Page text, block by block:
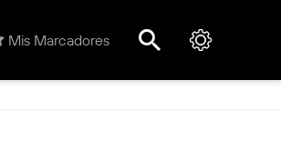
Mis Marcadores